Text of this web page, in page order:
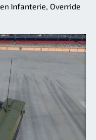
Infanterie, Override